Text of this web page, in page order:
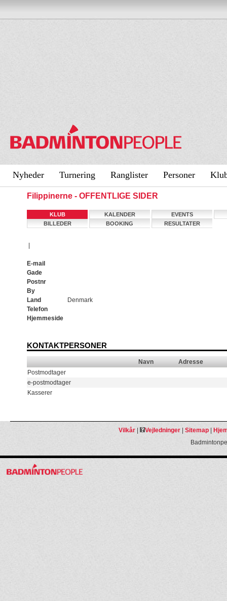
Nyheder Turnering Ranglister Personer
Filippinerne - OFFENTLIGE SIDER
KLUB KALENDER
EVENTS
BILLEDER
BOOKING RESULTATER
E-mail
Gade
Postnr
By
Land
Denmark
Telefon
Hjemmeside
KONTAKTPERSONER
Navn
Adresse
Postmodtager
e-postmodtager
Kasserer
Vilkår| Vejledninger| Sitemap|